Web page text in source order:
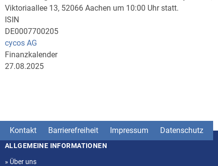
Viktoriaallee 13, 52066 Aachen um 10:00 Uhr statt.
ISIN
DE0007700205
cycos AG
Finanzkalender
27.08.2025
Kontakt Barrierefreiheit Impressum Datenschutz
Seitenstruktur
ALLGEMEINE INFORMATIONEN
» Über uns